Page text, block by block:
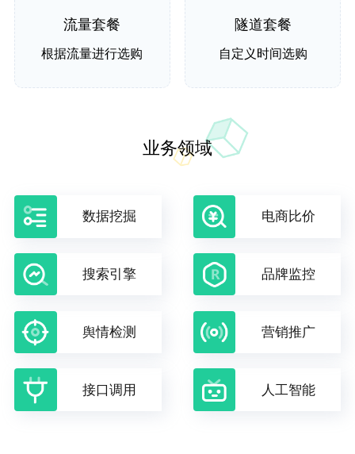
流量套餐
根据流量进行选购
隧道套餐
自定义时间选购
业务领域
数据挖掘
搜索引擎
舆情检测
接口调用
电商比价
品牌监控
营销推广
人工智能